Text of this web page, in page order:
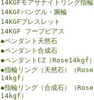
14KGFモアサナイトリング指輪
14KGFバングル・腕輪
14KGFブレスレット
14KGF フープピアス
◆ペンダント天然石
◆ペンダント合成石
◆ペンダントCZ（Rose14kgf）
◆指輪リング（天然石）（Rose
14kgf）
◆指輪リング（合成石）（Rose
14kgf）